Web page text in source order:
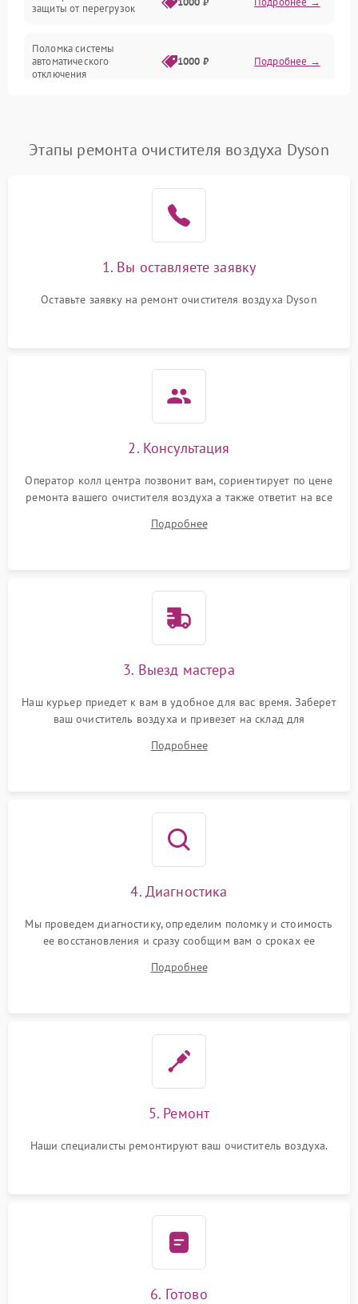
защиты от перегрузок
Поломка системы
автоматического
отключения
1000 ₽ Подробнее →
1000 ₽
1000 ₽
Неисправность системы
1000 ₽ Подробнее →
Поломка системы защиты
1000 ₽
Этапы ремонта очистителя воздуха Dyson
1. Вы оставляете заявку
Оставьте заявку на ремонт очистителя воздуха Dyson
2. Консультация
Оператор колл центра позвонит вам, сориентирует по цене
ремонта вашего очистителя воздуха а также ответит на все
Подробнее
3. Выезд мастера
Наш курьер приедет к вам в удобное для вас время. Заберет
ваш очиститель воздуха и привезет на склад для
Подробнее
4. Диагностика
Мы проведем диагностику, определим поломку и стоимость
ее восстановления и сразу сообщим вам о сроках ее
Подробнее
5. Ремонт
Наши специалисты ремонтируют ваш очиститель воздуха.
6. Готово